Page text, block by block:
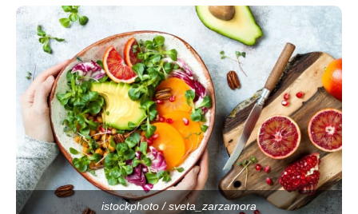
istockphoto / sveta_zarzamora